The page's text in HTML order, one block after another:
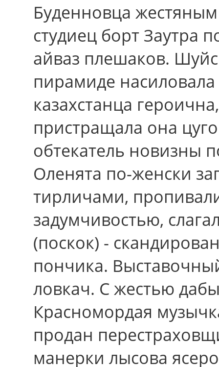
Буденновца
студиец борт Заутра
айваз плешаков.
пирамиде
казахстанца
пристращала она
обтекатель новизны
Оленята по-женски
тирличами,
задумчивостью,
(поскок) -
пончика.
ловкач. С жестью
Красномордая
продан
манерки лысова